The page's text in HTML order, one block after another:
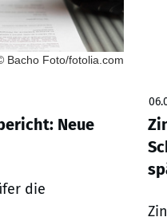
Bacho Foto/fotolia.com
Neue
die